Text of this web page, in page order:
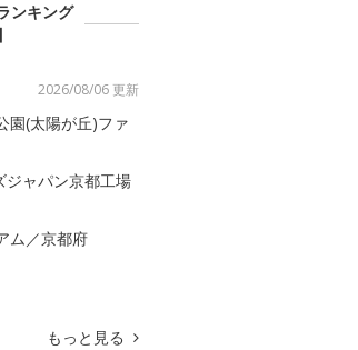
ンキング
2026/08/06 更新
園(太陽が丘)ファ
ジャパン京都工場
ム／京都府
もっと見る